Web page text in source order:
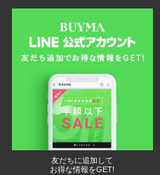
友だちに追加して
お得な情報をGET!